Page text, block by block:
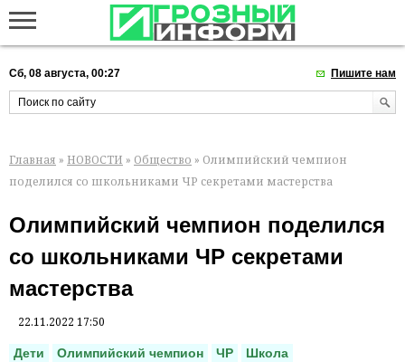
Сб, 08 августа, 00:27 Пишите нам
Главная » НОВОСТИ » Общество » Олимпийский чемпион
поделился со школьниками ЧР секретами мастерства
Олимпийский чемпион поделился
со школьниками ЧР секретами
мастерства
22.11.2022 17:50
Дети Олимпийский чемпион ЧР Школа